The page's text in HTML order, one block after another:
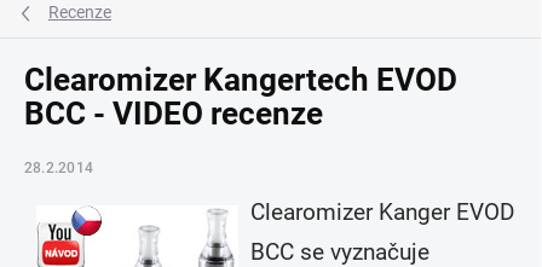
Recenze
Clearomizer Kangertech EVOD
BCC - VIDEO recenze
28.2.2014
Clearomizer Kanger EVOD
BCC se vyznačuje